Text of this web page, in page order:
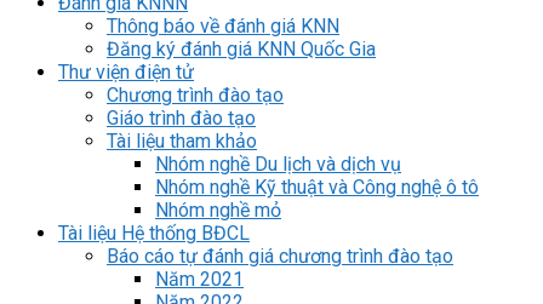
Thông báo về đánh giá KNN
Đăng ký đánh giá KNN Quốc Gia
Thư viện điện tử
Chương trình đào tạo
Giáo trình đào tạo
Tài liệu tham khảo
Nhóm nghề Du lịch và dịch vụ
Nhóm nghề Kỹ thuật và Công nghệ ô tô
Nhóm nghề mỏ
Tài liệu Hệ thống BĐCL
Báo cáo tự đánh giá chương trình đào tạo
Năm 2021